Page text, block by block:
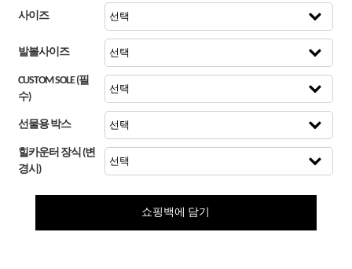
사이즈
발볼사이즈
CUSTOM SOLE (필
수)
선물용 박스
힐카운터 장식 (변
경시)
쇼핑백에 담기